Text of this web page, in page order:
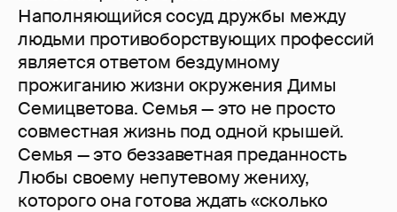
Наполняющийся сосуд дружбы между
людьми противоборствующих профессий
является ответом бездумному
прожиганию жизни окружения Димы
Семицветова. Семья — это не просто
совместная жизнь под одной крышей.
Семья — это беззаветная преданность
Любы своему непутевому жениху,
которого она готова ждать «сколько